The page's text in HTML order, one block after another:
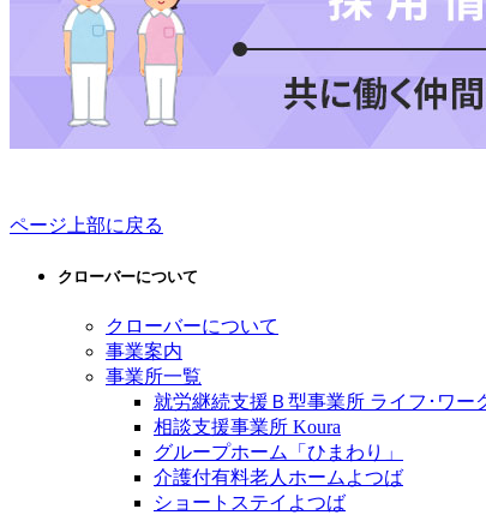
ページ上部に戻る
クローバーについて
クローバーについて
事業案内
事業所一覧
就労継続支援Ｂ型事業所 ライフ･ワー
相談支援事業所 Koura
グループホーム「ひまわり」
介護付有料老人ホームよつば
ショートステイよつば